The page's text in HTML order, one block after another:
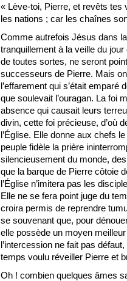
« Lève-toi, Pierre, et revêts tes
les nations ; car les chaînes
Comme autrefois Jésus dans
tranquillement à la veille du
de toutes sortes, ne seront
successeurs de Pierre. Mais
l’effarement qui s’était emparé
que soulevait l’ouragan. La foi
absence qui causait leurs
divin, cette foi précieuse, d’où
l’Église. Elle donne aux chefs
peuple fidèle la prière
silencieusement du monde,
que la barque de Pierre côtoie
l’Église n’imitera pas les
Elle ne se fera point juge du
croira permis de reprendre
se souvenant que, pour
elle possède un moyen
l’intercession ne fait pas
temps voulu réveiller Pierre et
Oh ! combien quelques âmes